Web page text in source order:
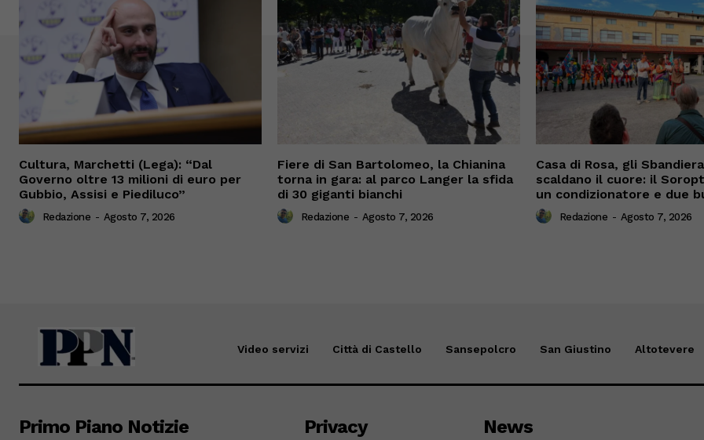
Cultura, Marchetti (Lega): “Dal
Governo oltre 13 milioni di euro per
Gubbio, Assisi e Piediluco”
Redazione - Agosto 7, 2026
Fiere di San Bartolomeo, la Chianina
torna in gara: al parco Langer la sfida
di 30 giganti bianchi
Redazione - Agosto 7, 2026
Casa di Rosa, gli
scaldano il cuore: il
un condizionatore e due
Redazione - Agosto 7, 2026
Video servizi Città di Castello Sansepolcro San Giustino Altotevere
Primo Piano Notizie Privacy News